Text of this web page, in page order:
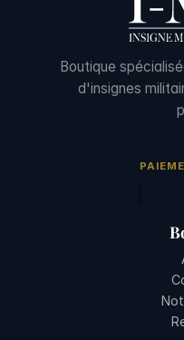
Boutique
d'insignes